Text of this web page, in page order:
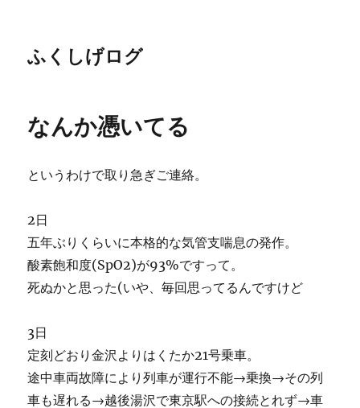
ふくしげログ
なんか憑いてる
というわけで取り急ぎご連絡。
2日
五年ぶりくらいに本格的な気管支喘息の発作。
酸素飽和度(SpO2)が93%ですって。
死ぬかと思った(いや、毎回思ってるんですけど
3日
定刻どおり金沢よりはくたか21号乗車。
途中車両故障により列車が運行不能→乗換→その列
車も遅れる→越後湯沢で東京駅への接続とれず→車